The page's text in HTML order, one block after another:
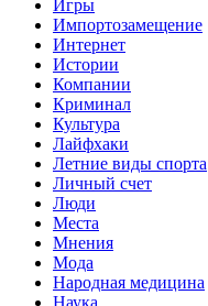
Игры
Импортозамещение
Интернет
Истории
Компании
Криминал
Культура
Лайфхаки
Летние виды спорта
Личный счет
Люди
Места
Мнения
Мода
Народная медицина
Наука